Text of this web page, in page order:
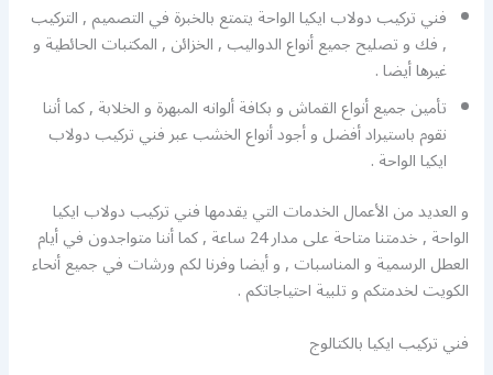
فني تركيب دولاب ايكيا الواحة يتمتع بالخبرة في التصميم , التركيب
, فك و تصليح جميع أنواع الدواليب , الخزائن , المكتبات الحائطية و
غيرها أيضا .
تأمين جميع أنواع القماش و بكافة ألوانه المبهرة و الخلابة , كما أننا
نقوم باستيراد أفضل و أجود أنواع الخشب عبر فني تركيب دولاب
ايكيا الواحة .
و العديد من الأعمال الخدمات التي يقدمها فني تركيب دولاب ايكيا
الواحة , خدمتنا متاحة على مدار 24 ساعة , كما أننا متواجدون في أيام
العطل الرسمية و المناسبات , و أيضا وفرنا لكم ورشات في جميع أنحاء
الكويت لخدمتكم و تلبية احتياجاتكم .
فني تركيب ايكيا بالكتالوج